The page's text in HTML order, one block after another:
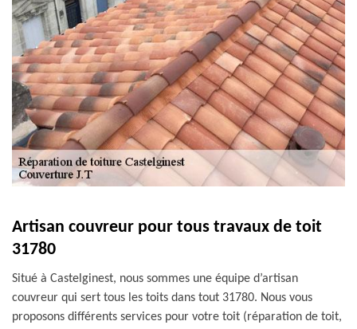
Artisan couvreur pour tous travaux de toit
31780
Situé à Castelginest, nous sommes une équipe d’artisan
couvreur qui sert tous les toits dans tout 31780. Nous vous
proposons différents services pour votre toit (réparation de toit,